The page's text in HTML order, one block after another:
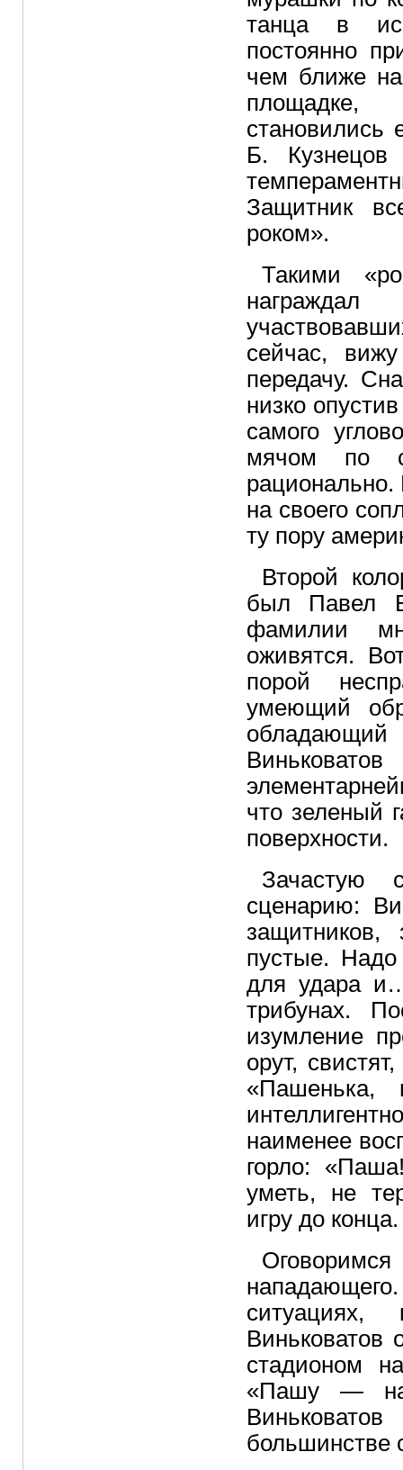
танца в
постоянно
чем ближе
площадке,
становились
Б. Кузнецов
Защитник
роком».
Такими
сейчас,
передачу.
низко
самого
мячом по
на своего
ту пору
Второй
был Павел
фамилии
оживятся.
порой
умеющий
что зеленый
поверхности.
Зачастую
сценарию:
защитников,
пустые.
для удара
трибунах.
изумление
орут,
«Пашенька,
наименее
горло:
уметь, не
игру до конца.
Виньковатов
стадионом
«Пашу — на
большинстве